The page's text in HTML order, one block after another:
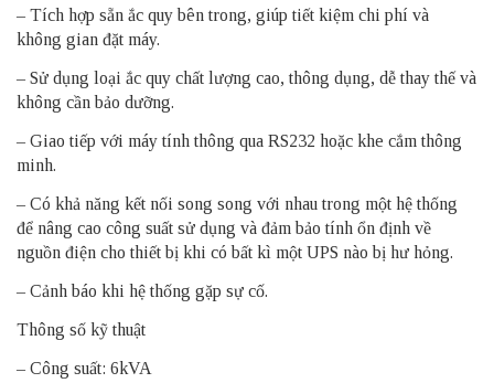
– Tích hợp sẵn ắc quy bên trong, giúp tiết kiệm chi phí và
không gian đặt máy.
– Sử dụng loại ắc quy chất lượng cao, thông dụng, dễ thay thế và
không cần bảo dưỡng.
– Giao tiếp với máy tính thông qua RS232 hoặc khe cắm thông
minh.
– Có khả năng kết nối song song với nhau trong một hệ thống
để nâng cao công suất sử dụng và đảm bảo tính ổn định về
nguồn điện cho thiết bị khi có bất kì một UPS nào bị hư hỏng.
– Cảnh báo khi hệ thống gặp sự cố.
Thông số kỹ thuật
– Công suất: 6kVA